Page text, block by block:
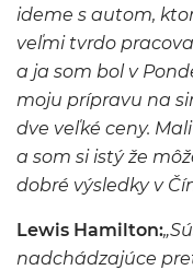
ideme s autom,
veľmi tvrdo
a ja som bol v
moju prípravu na
dve veľké ceny.
a som si istý že
dobré výsledky v
Lewis Hamilton:
nadchádzajúce